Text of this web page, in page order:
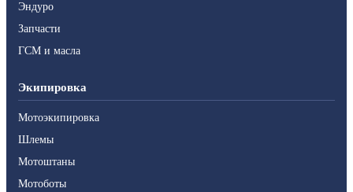
Эндуро
Запчасти
ГСМ и масла
Экипировка
Мотоэкипировка
Шлемы
Мотоштаны
Мотоботы